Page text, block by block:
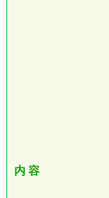
内 容